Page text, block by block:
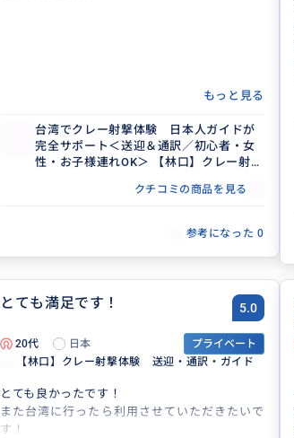
もっと見る
台湾でクレー射撃体験 日本人ガイドが
完全サポート＜送迎＆通訳／初心者・女
性・お子様連れOK＞ 【林口】クレー射撃
クチコミの商品を見る
参考になった 0
とても満足です！ 5.0
20代 日本
プライベート
【林口】クレー射撃体験 送迎・通訳・ガイド
とても良かったです！
また台湾に行ったら利用させていただきたいで
す！